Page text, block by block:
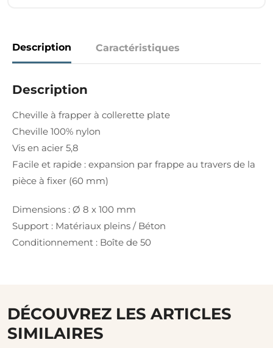
Description Caractéristiques
Description
Cheville à frapper à collerette plate
Cheville 100% nylon
Vis en acier 5,8
Facile et rapide : expansion par frappe au travers de la
pièce à fixer (60 mm)
Dimensions : Ø 8 x 100 mm
Support : Matériaux pleins / Béton
Conditionnement : Boîte de 50
DÉCOUVREZ LES ARTICLES
SIMILAIRES